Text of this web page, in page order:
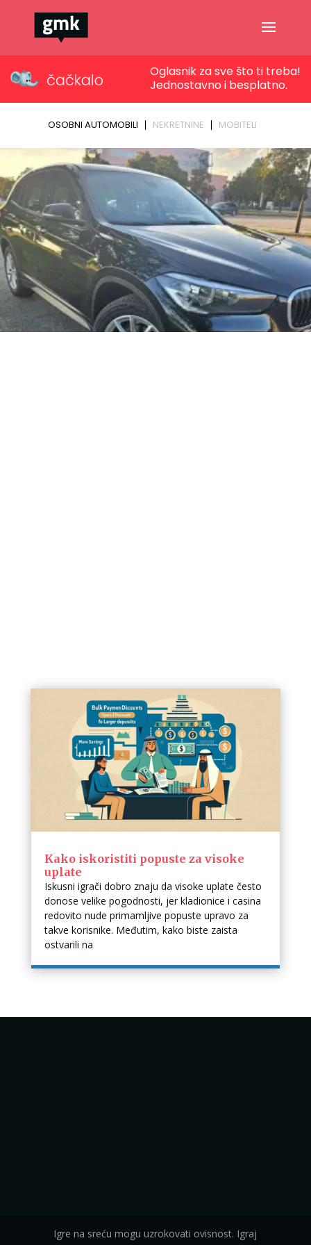
Kako iskoristiti popuste za visoke
uplate
Iskusni igrači dobro znaju da visoke uplate često
donose velike pogodnosti, jer kladionice i casina
redovito nude primamljive popuste upravo za
takve korisnike. Međutim, kako biste zaista
ostvarili na
Igre na sreću mogu uzrokovati ovisnost. Igraj